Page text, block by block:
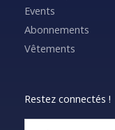
Events
Abonnements
Vêtements
Restez connectés !